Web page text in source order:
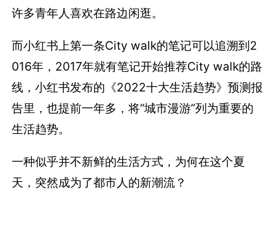
许多青年人喜欢在路边闲逛。
而小红书上第一条City walk的笔记可以追溯到2
016年，2017年就有笔记开始推荐City walk的路
线，小红书发布的《2022十大生活趋势》预测报
告里，也提前一年多，将“城市漫游”列为重要的
生活趋势。
一种似乎并不新鲜的生活方式，为何在这个夏
天，突然成为了都市人的新潮流？